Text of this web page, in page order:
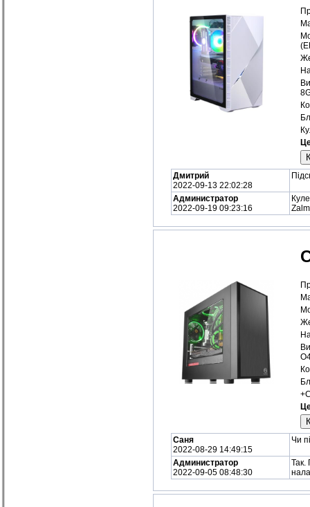
Дмитрий
2022-09-13 22:02:28
Администратор
2022-09-19 09:23:16
Саня
2022-08-29 14:49:15
Чи
Администратор
2022-09-05 08:48:30
Так.